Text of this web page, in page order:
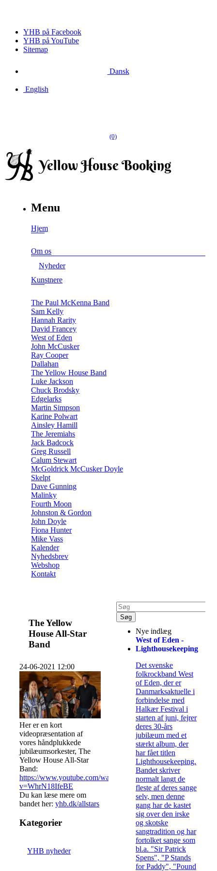
YHB på Facebook
YHB på YouTube
Sitemap
Dansk
English
(0)
Menu
Hjem
Om os
Nyheder
Kunstnere
The Paul McKenna Band
Sam Kelly
Hannah Rarity
David Francey
West of Eden
John McCusker
Ray Cooper
Dallahan
The Yellow House Band
Luke Jackson
Chuck Brodsky
Edgelarks
Martin Simpson
Karine Polwart
Ainsley Hamill
The Jeremiahs
Jack Badcock
Greg Russell
Calum Stewart
McGoldrick McCusker Doyle
Skelpt
Dave Gunning
Malinky
Fourth Moon
Johnston & Gordon
John Doyle
Fiona Hunter
Mike Vass
Kalender
Nyhedsbrev
Webshop
Kontakt
The Yellow
House All-Star
Band
24-06-2021 12:00
Her er en kort
videopræsentation af
vores håndplukkede
jubilæumsorkester, The
Yellow House All-Star
Band:
https://www.youtube.com/watch?
v=WhrN18IfeBE
Du kan læse mere om
bandet her: yhb.dk/allstars
Kategorier
YHB nyheder
Nye indlæg
West of Eden -
Lighthousekeeping
Det svenske
folkrockband West
of Eden, der er
Danmarksaktuelle i
forbindelse med
Halkær Festival i
starten af juni, fejrer
deres 30-års
jubilæum med et
stærkt album, der
har fået titlen
Lighthousekeeping.
Bandet skriver
normalt langt de
fleste af deres sange
selv, men denne
gang har de kastet
sig over den irske
og skotske
sangtradition og har
fortolket sange som
bl.a. "Sir Patrick
Spens", "P Stands
for Paddy", "Pound